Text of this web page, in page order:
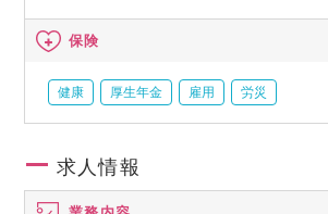
保険
健康 厚生年金 雇用 労災
求人情報